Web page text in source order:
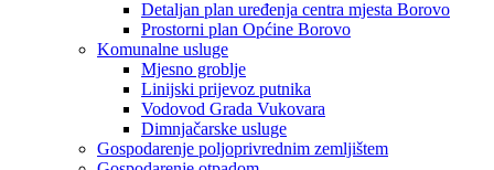
Detaljan plan uređenja centra mjesta Borovo
Prostorni plan Općine Borovo
Komunalne usluge
Mjesno groblje
Linijski prijevoz putnika
Vodovod Grada Vukovara
Dimnjačarske usluge
Gospodarenje poljoprivrednim zemljištem